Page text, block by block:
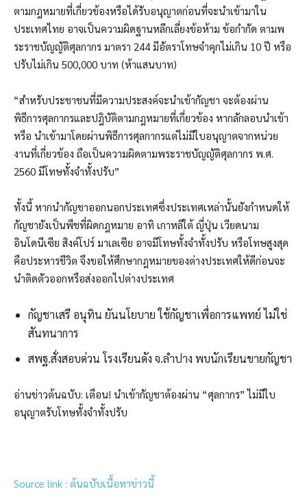
ตามกฎหมายที่เกี่ยวข้องหรือได้รับอนุญาตก่อนที่จะนำเข้ามาใน
ประเทศไทย อาจเป็นความผิดฐานหลีกเลี่ยงข้อห้าม ข้อกำกัด ตามพ
ระราชบัญญัติศุลกากร มาตรา 244 มีอัตราโทษจำคุกไม่เกิน 10 ปี หรือ
ปรับไม่เกิน 500,000 บาท (ห้าแสนบาท)
“สำหรับประชาชนที่มีความประสงค์จะนำเข้ากัญชา จะต้องผ่าน
พิธีการศุลกากรและปฎิบัติตามกฎหมายที่เกี่ยวข้อง หากลักลอบนำเข้า
หรือ นำเข้ามาโดยผ่านพิธีการศุลกากรแต่ไม่มีใบอนุญาตจากหน่วย
งานที่เกี่ยวข้อง ถือเป็นความผิดตามพระราชบัญญัติศุลกากร พ.ศ.
2560 มีโทษทั้งจำทั้งปรับ”
ทั้งนี้ หากนำกัญชาออกนอกประเทศซึ่งประเทศเหล่านั้นยังกำหนดให้
กัญชายังเป็นพืชที่ผิดกฎหมาย อาทิ เกาหลีใต้ ญี่ปุ่น เวียดนาม
อินโดนีเซีย สิงค์โปร์ มาเลเซีย อาจมีโทษทั้งจำทั้งปรับ หรือโทษสูงสุด
คือประหารชีวิต จึงขอให้ศึกษากฎหมายของต่างประเทศให้ดีก่อนจะ
นำติดตัวออกหรือส่งออกไปต่างประเทศ
กัญชาเสรี อนุทิน ยันนโยบาย ใช้กัญชาเพื่อการแพทย์ ไม่ใช่
สันทนาการ
สพฐ.สั่งสอบด่วน โรงเรียนดัง จ.ลำปาง พบนักเรียนขายกัญชา
อ่านข่าวต้นฉบับ: เตือน! นำเข้ากัญชาต้องผ่าน “ศุลกากร” ไม่มีใบ
อนุญาตรับโทษทั้งจำทั้งปรับ
Source link : ต้นฉบับเนื้อหาข่าวนี้